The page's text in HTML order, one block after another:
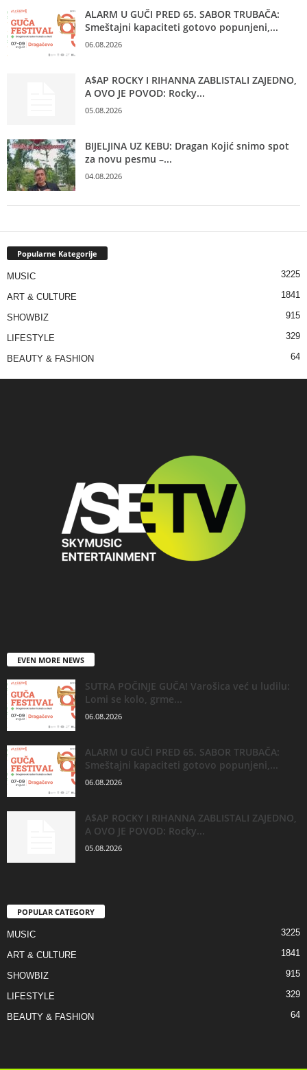
ALARM U GUČI PRED 65. SABOR TRUBAČA:
Smeštajni kapaciteti gotovo popunjeni,...
06.08.2026
A$AP ROCKY I RIHANNA ZABLISTALI ZAJEDNO,
A OVO JE POVOD: Rocky...
05.08.2026
BIJELJINA UZ KEBU: Dragan Kojić snimo spot
za novu pesmu –...
04.08.2026
Popularne Kategorije
MUSIC 3225
ART & CULTURE 1841
SHOWBIZ 915
LIFESTYLE 329
BEAUTY & FASHION 64
EVEN MORE NEWS
SUTRA POČINJE GUČA! Varošica već u ludilu:
Lomi se kolo, grme...
06.08.2026
ALARM U GUČI PRED 65. SABOR TRUBAČA:
Smeštajni kapaciteti gotovo popunjeni,...
06.08.2026
A$AP ROCKY I RIHANNA ZABLISTALI ZAJEDNO,
A OVO JE POVOD: Rocky...
05.08.2026
POPULAR CATEGORY
MUSIC 3225
ART & CULTURE 1841
SHOWBIZ 915
LIFESTYLE 329
BEAUTY & FASHION 64